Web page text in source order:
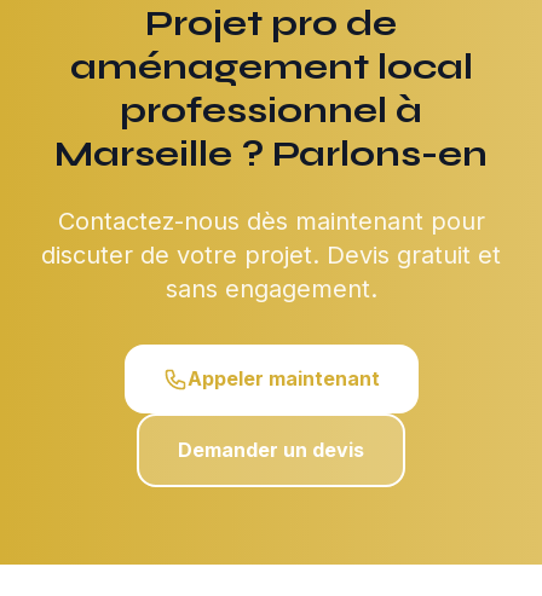
Projet pro de
aménagement local
professionnel à
Marseille ? Parlons-en
Contactez-nous dès maintenant pour
discuter de votre projet. Devis gratuit et
sans engagement.
Appeler maintenant
Demander un devis